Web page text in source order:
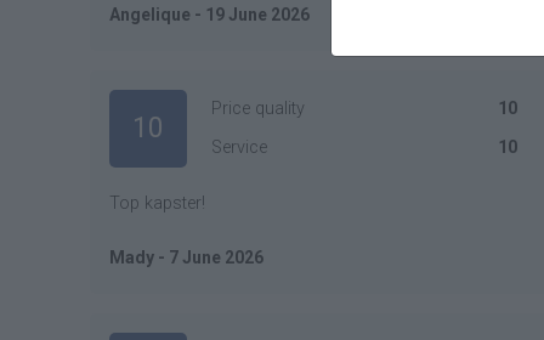
Angelique - 19 June 2026
10
Price quality 10
Service
10
Top kapster!
Mady - 7 June 2026